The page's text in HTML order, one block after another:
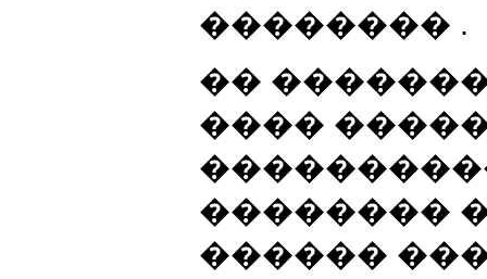
�������� .
��
����
��������
������